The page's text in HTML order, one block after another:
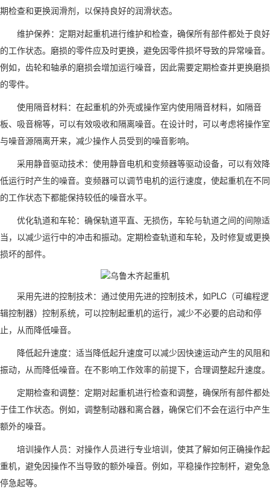
期检查和更换润滑剂，以保持良好的润滑状态。
维护保养：定期对起重机进行维护和检查，确保所有部件都处于良好
的工作状态。磨损的零件应及时更换，避免因零件损坏导致的异常噪音。
例如，齿轮和轴承的磨损会增加运行噪音，因此需要定期检查并更换磨损
的零件。
使用隔音材料：在起重机的外壳或操作室内使用隔音材料，如隔音
板、吸音棉等，可以有效吸收和隔离噪音。在设计时，可以考虑将操作室
与噪音源隔离开来，减少操作人员受到的噪音影响。
采用静音驱动技术：使用静音电机和变频器等驱动设备，可以有效降
低运行时产生的噪音。变频器可以调节电机的运行速度，使起重机在不同
的工作状态下都能保持较低的噪音水平。
优化轨道和车轮：确保轨道平直、无损伤，车轮与轨道之间的间隙适
当，以减少运行中的冲击和振动。定期检查轨道和车轮，及时修复或更换
损坏的部件。
采用先进的控制技术：通过使用先进的控制技术，如PLC（可编程逻
辑控制器）控制系统，可以控制起重机的运行，减少不必要的启动和停
止，从而降低噪音。
降低起升速度：适当降低起升速度可以减少因快速运动产生的风阻和
振动，从而降低噪音。在不影响工作效率的前提下，合理调整起升速度。
定期检查和调整：定期对起重机进行检查和调整，确保所有部件都处
于佳工作状态。例如，调整制动器和离合器，确保它们不会在运行中产生
额外的噪音。
培训操作人员：对操作人员进行专业培训，使其了解如何正确操作起
重机，避免因操作不当导致的额外噪音。例如，平稳操作控制杆，避免急
停急起等。